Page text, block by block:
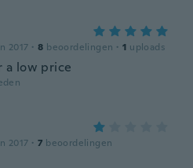
2017 · 8 beoordelingen · 1 uploads
a low price
2017 · 7 beoordelingen